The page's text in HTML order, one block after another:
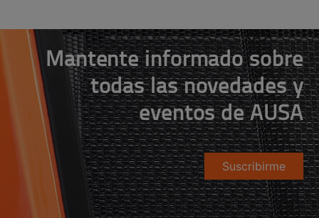
Mantente informado sobre
todas las novedades y
eventos de AUSA
Suscribirme